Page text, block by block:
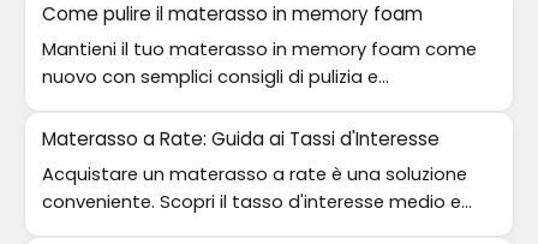
Come pulire il materasso in memory foam
Mantieni il tuo materasso in memory foam come
nuovo con semplici consigli di pulizia e
manutenzione. Scopri come!
Materasso a Rate: Guida ai Tassi d'Interesse
Acquistare un materasso a rate è una soluzione
conveniente. Scopri il tasso d'interesse medio e